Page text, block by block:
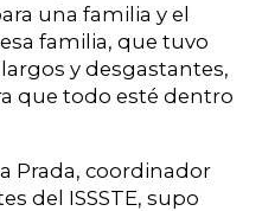
una familia y el
familia, que tuvo
y desgastantes,
que todo esté dentro
Prada, coordinador
del ISSSTE, supo